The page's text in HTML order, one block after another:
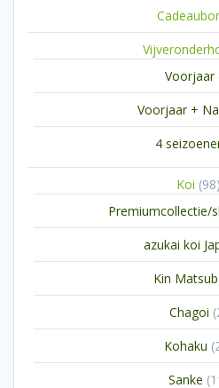
Voorjaar
Voorjaar +
4
Koi 98
Premiumcollectie/
azukai koi
Kin
Chagoi
Kohaku
Sanke